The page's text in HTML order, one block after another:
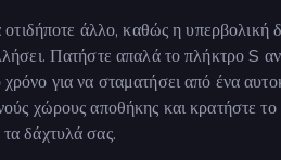
άλλο, καθώς η υπερβολική
Πατήστε απαλά το πλήκτρο S
για να σταματήσει από ένα
χώρους αποθήκης και κρατήστε το
δάχτυλά σας.